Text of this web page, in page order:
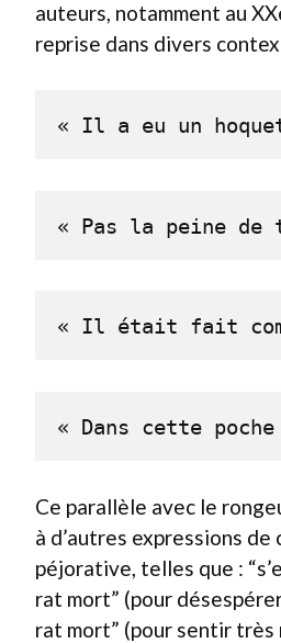
auteurs, notamment au
reprise dans divers
« Il a eu un
« Pas la peine de
« Il était fait
« Dans cette
Ce parallèle avec le
à d’autres expressions
péjorative, telles que :
rat mort” (pour
rat mort” (pour sentir très